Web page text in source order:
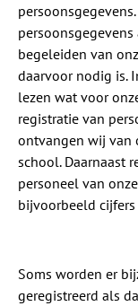
begeleiden van
daarvoor nodig is.
lezen wat voor
registratie van
ontvangen wij van
school. Daarnaast
personeel van
bijvoorbeeld
Soms worden er
geregistreerd als